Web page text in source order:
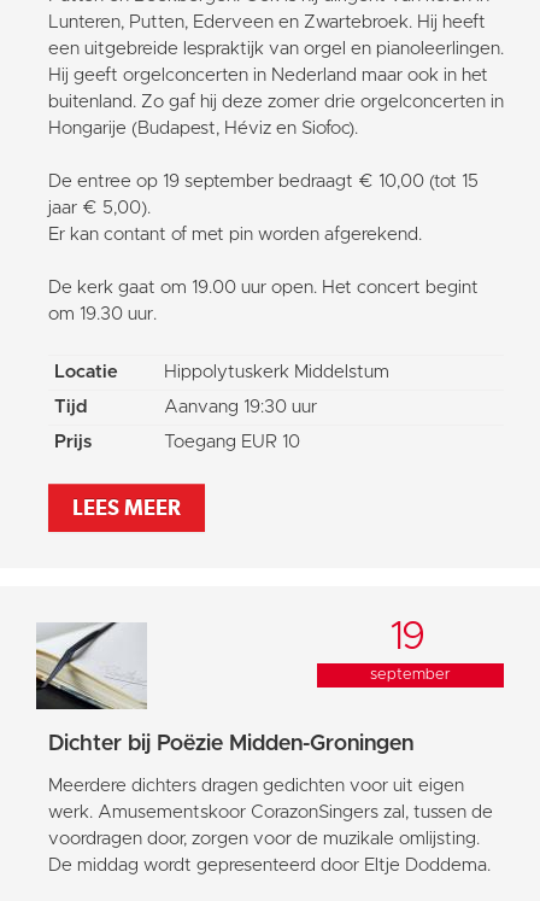
Lunteren, Putten, Ederveen en Zwartebroek. Hij heeft
een uitgebreide lespraktijk van orgel en pianoleerlingen.
Hij geeft orgelconcerten in Nederland maar ook in het
buitenland. Zo gaf hij deze zomer drie orgelconcerten in
Hongarije (Budapest, Héviz en Siofoc).
De entree op 19 september bedraagt € 10,00 (tot 15
jaar € 5,00).
Er kan contant of met pin worden afgerekend.
De kerk gaat om 19.00 uur open. Het concert begint
om 19.30 uur.
Locatie
Hippolytuskerk Middelstum
Tijd
Aanvang 19:30 uur
Prijs
Toegang EUR 10
LEES MEER
19
september
Dichter bij Poëzie Midden-Groningen
Meerdere dichters dragen gedichten voor uit eigen
werk. Amusementskoor CorazonSingers zal, tussen de
voordragen door, zorgen voor de muzikale omlijsting.
De middag wordt gepresenteerd door Eltje Doddema.